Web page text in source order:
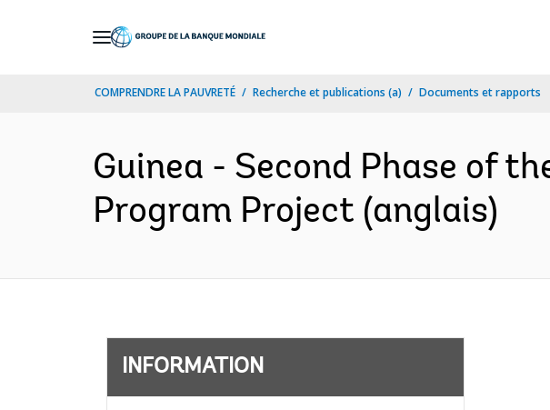
COMPRENDRE LA PAUVRETÉ Recherche et publications (a) Documents et rapports
Guinea - Second Phase of
Program Project (anglais)
INFORMATION